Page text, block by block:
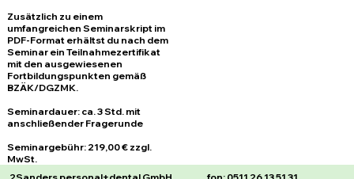
Zusätzlich zu einem
umfangreichen Seminarskript im
PDF-Format erhältst du nach dem
Seminar ein Teilnahmezertifikat
mit den ausgewiesenen
Fortbildungspunkten gemäß
BZÄK/DGZMK.
Seminardauer: ca. 3 Std. mit
anschließender Fragerunde
Seminargebühr: 219,00 € zzgl.
MwSt.